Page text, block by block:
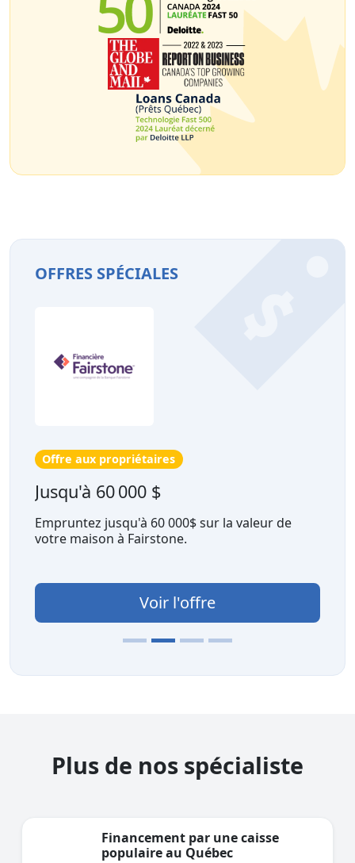
OFFRES SPÉCIALES
Offre aux propriétaires
Jusqu'à 60 000 $
Empruntez jusqu'à 60 000$ sur la valeur de
votre maison à Fairstone.
Voir l'offre
Plus de nos spécialiste
Financement par une caisse
populaire au Québec